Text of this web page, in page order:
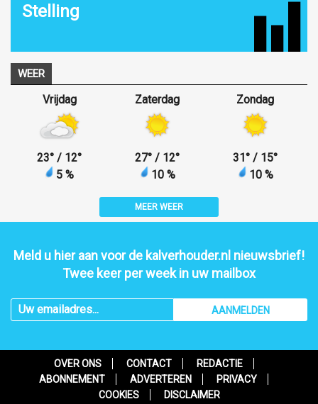
Stelling
WEER
Vrijdag
23° / 12°
5 %
Zaterdag
27° / 12°
10 %
Zondag
31° / 15°
10 %
MEER WEER
Meld u hier aan voor de kalverhouder.nl nieuwsbrief!
Twee keer per week in uw mailbox
AANMELDEN
OVER ONS CONTACT
REDACTIE
ABONNEMENT
ADVERTEREN
PRIVACY
COOKIES
DISCLAIMER